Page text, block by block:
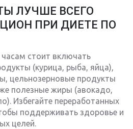
ЛУЧШЕ ВСЕГО
ПРИ ДИЕТЕ ПО
стоит включать
(курица, рыба, яйца),
цельнозерновые продукты
полезные жиры (авокадо,
Избегайте переработанных
поддерживать здоровье и
целей.